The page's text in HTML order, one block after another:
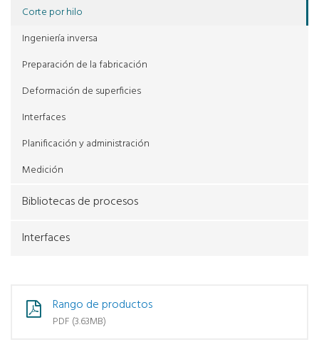
Corte por hilo
Ingeniería inversa
Preparación de la fabricación
Deformación de superficies
Interfaces
Planificación y administración
Medición
Bibliotecas de procesos
Interfaces
Rango de productos
PDF (3.63MB)